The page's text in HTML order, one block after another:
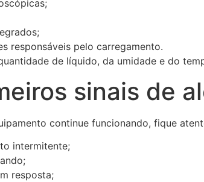
responsáveis pelo carregamento.
de líquido, da umidade e do
sinais de
continue funcionando, fique
intermitente;
resposta;